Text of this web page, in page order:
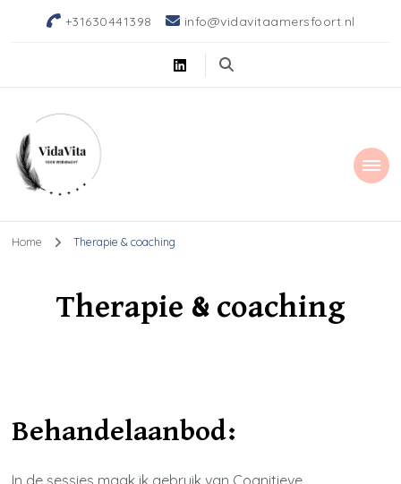
+31630441398 info@vidavitaamersfoort.nl
Home Therapie & coaching
Therapie & coaching
Behandelaanbod:
In de sessies maak ik gebruik van Cognitieve